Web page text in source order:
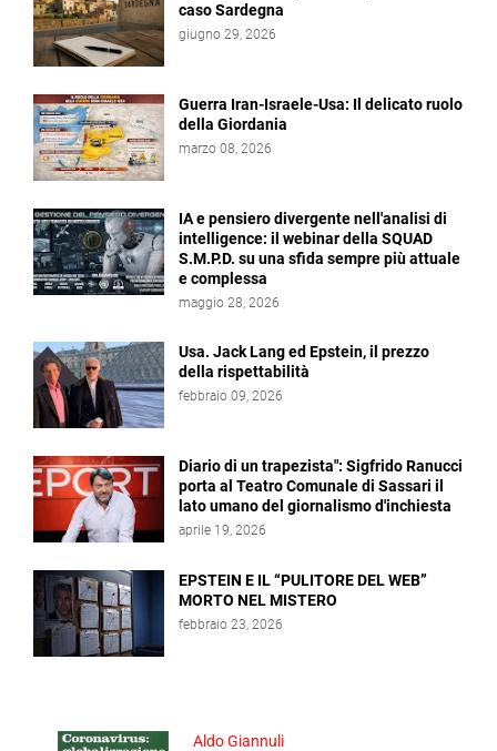
caso Sardegna
giugno 29, 2026
Guerra Iran-Israele-Usa: Il delicato ruolo
della Giordania
marzo 08, 2026
IA e pensiero divergente nell'analisi di
intelligence: il webinar della SQUAD
S.M.P.D. su una sfida sempre più attuale
e complessa
maggio 28, 2026
Usa. Jack Lang ed Epstein, il prezzo
della rispettabilità
febbraio 09, 2026
Diario di un trapezista": Sigfrido Ranucci
porta al Teatro Comunale di Sassari il
lato umano del giornalismo d'inchiesta
aprile 19, 2026
EPSTEIN E IL “PULITORE DEL WEB”
MORTO NEL MISTERO
febbraio 23, 2026
Aldo Giannuli